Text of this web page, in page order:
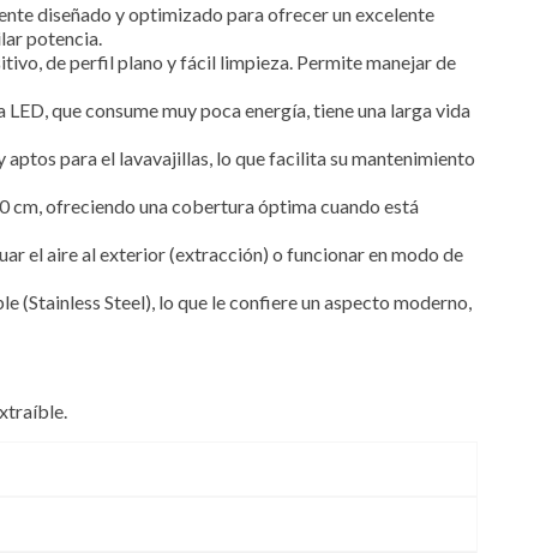
diseñado y optimizado para ofrecer un excelente
potencia.
de perfil plano y fácil limpieza. Permite manejar de
que consume muy poca energía, tiene una larga vida
para el lavavajillas, lo que facilita su mantenimiento
cm, ofreciendo una cobertura óptima cuando está
el aire al exterior (extracción) o funcionar en modo de
(Stainless Steel), lo que le confiere un aspecto moderno,